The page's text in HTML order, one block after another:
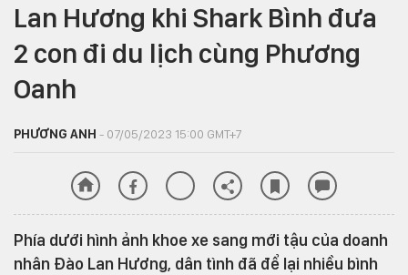
Lan Hương khi Shark Bình đưa
2 con đi du lịch cùng Phương
Oanh
PHƯƠNG ANH - 07/05/2023 15:00 GMT+7
Phía dưới hình ảnh khoe xe sang mới tậu của doanh
nhân Đào Lan Hương, dân tình đã để lại nhiều bình